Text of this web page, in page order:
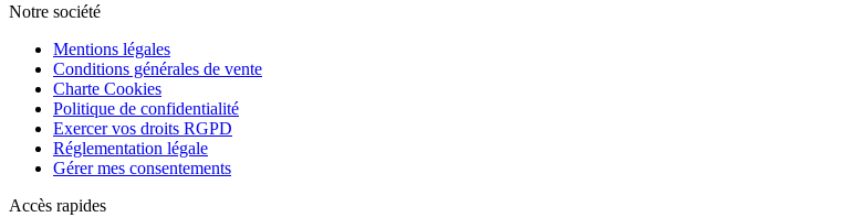
Notre société
Mentions légales
Conditions générales de vente
Charte Cookies
Politique de confidentialité
Exercer vos droits RGPD
Réglementation légale
Gérer mes consentements
Accès rapides